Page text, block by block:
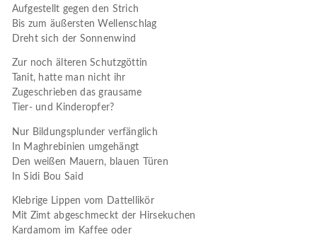
Aufgestellt gegen den Strich
Bis zum äußersten Wellenschlag
Dreht sich der Sonnenwind
Zur noch älteren Schutzgöttin
Tanit, hatte man nicht ihr
Zugeschrieben das grausame
Tier- und Kinderopfer?
Nur Bildungsplunder verfänglich
In Maghrebinien umgehängt
Den weißen Mauern, blauen Türen
In Sidi Bou Said
Klebrige Lippen vom Dattellikör
Mit Zimt abgeschmeckt der Hirsekuchen
Kardamom im Kaffee oder